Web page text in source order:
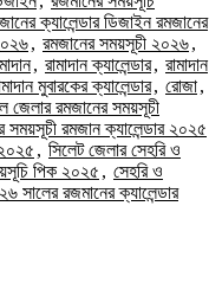
ক্যালেন্ডার ডিজাইন রমজানের
, রমজানের সময়সূচী ২০২৬,
, রামাদান ক্যালেন্ডার, রামাদান
মুবারকের ক্যালেন্ডার, রোজা,
জেলার রমজানের সময়সূচী
রমজান ক্যালেন্ডার ২০২৫
, সিলেট জেলার সেহরি ও
পিক ২০২৫ , সেহরি ও
সালের রজমানের ক্যালেন্ডার